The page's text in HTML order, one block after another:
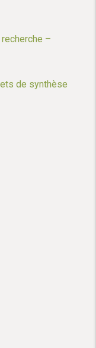
–
de synthèse